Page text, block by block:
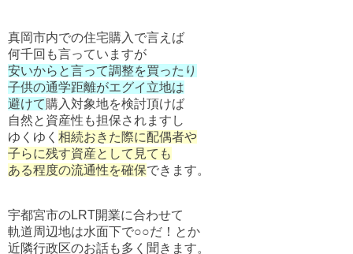
真岡市内での住宅購入で言えば
何千回も言っていますが
安いからと言って調整を買ったり
子供の通学距離がエグイ立地は
避けて購入対象地を検討頂けば
自然と資産性も担保されますし
ゆくゆく 相続おきた際に配偶者や
子らに残す資産として見ても
ある程度の流通性を確保できます。
宇都宮市のLRT開業に合わせて
軌道周辺地は水面下で○○だ！とか
近隣行政区のお話も多く聞きます。